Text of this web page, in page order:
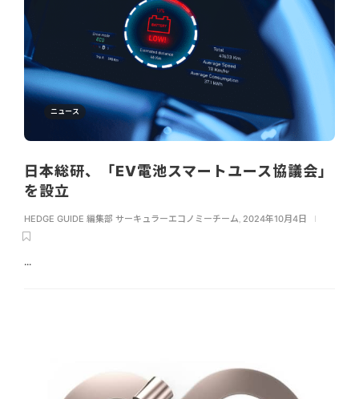
ニュース
日本総研、「EV電池スマートユース協議会」
を設立
HEDGE GUIDE 編集部 サーキュラーエコノミーチーム 2024年10月4日
...